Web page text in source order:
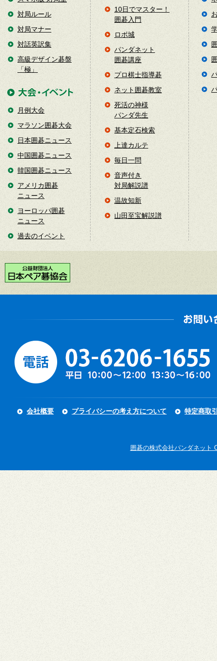
対局ルール
対局マナー
対話英訳集
高級デザイン碁盤
「極」
月例大会
マラソン囲碁大会
日本囲碁ニュース
中国囲碁ニュース
韓国囲碁ニュース
アメリカ囲碁
ニュース
ヨーロッパ囲碁
ニュース
過去のイベント
10日でマスター！
囲碁入門
ロボ城
パンダネット
囲碁講座
プロ棋士指導碁
ネット囲碁教室
死活の神様
パンダ先生
基本定石検索
上達カルテ
毎日一問
音声付き
対局解説譜
温故知新
山田至宝解説譜
会社概要 プライバシーの考え方について 特定商取
囲碁の株式会社パンダネット